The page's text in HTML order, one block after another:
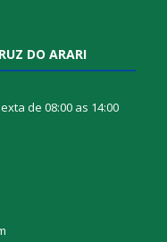
DO ARARI
de 08:00 as 14:00